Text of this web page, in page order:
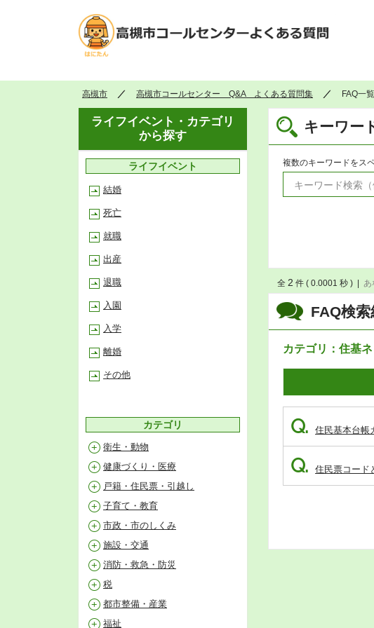
高槻市 高槻市コールセンター Q&A よくある質問集 FAQ一覧
キーワー
複数のキーワードをス
FAQ検索
カテゴリ：住基ネ
全 2 件 ( 0.0001 秒 ) あ
Q. 住民基本台帳
Q. 住民票コード
ライフイベント・カテゴリ
から探す
ライフイベント
結婚
死亡
就職
出産
退職
入園
入学
離婚
その他
カテゴリ
衛生・動物
健康づくり・医療
戸籍・住民票・引越し
子育て・教育
市政・市のしくみ
施設・交通
消防・救急・防災
税
都市整備・産業
福祉